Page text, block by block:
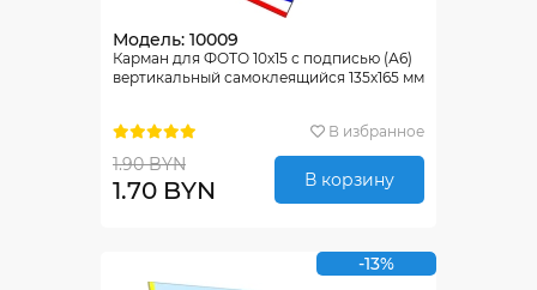
Модель: 10009
Карман для ФОТО 10х15 с подписью (А6)
вертикальный самоклеящийся 135х165 мм
В избранное
1.90 BYN
1.70 BYN В корзину
-13%